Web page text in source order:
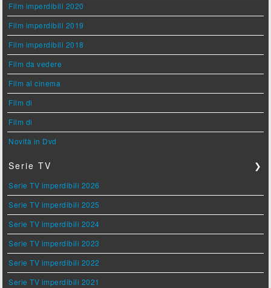
Film imperdibili 2020
Film imperdibili 2019
Film imperdibili 2018
Film da vedere
Film al cinema
Film di
Film di
Novità in Dvd
Serie TV ❯
Serie TV imperdibili 2026
Serie TV imperdibili 2025
Serie TV imperdibili 2024
Serie TV imperdibili 2023
Serie TV imperdibili 2022
Serie TV imperdibili 2021